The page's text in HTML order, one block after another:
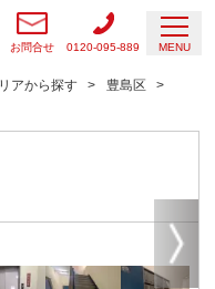
お問合せ 0120-095-889 MENU
アから探す
豊島区